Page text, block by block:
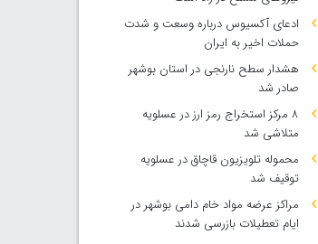
ادعای آکسیوس درباره وسعت و شدت
حملات اخیر به ایران
هشدار سطح نارنجی در استان بوشهر
صادر شد
۸ مرکز استخراج رمز ارز در عسلویه
متلاشی شد
محموله تلویزیون قاچاق در عسلویه
توقیف شد
مراکز عرضه مواد خام دامی بوشهر در
ایام تعطیلات بازرسی شدند